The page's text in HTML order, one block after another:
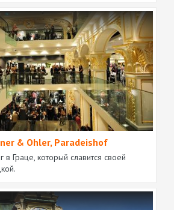
& Ohler, Paradeishof
Граце, который славится своей